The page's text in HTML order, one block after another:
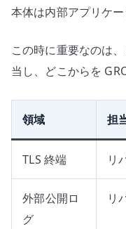
本体は内部アプリケ
この時に重要なのは
当し、どこからを
領域 担
TLS 終端 リ
外部公開ロ
グ
リ